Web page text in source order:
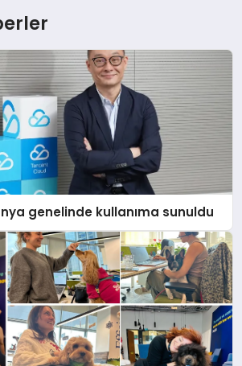
genelinde kullanıma sunuldu